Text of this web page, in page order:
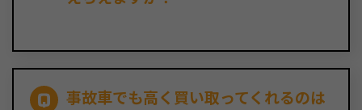
事故車でも高く買い取ってくれるのは